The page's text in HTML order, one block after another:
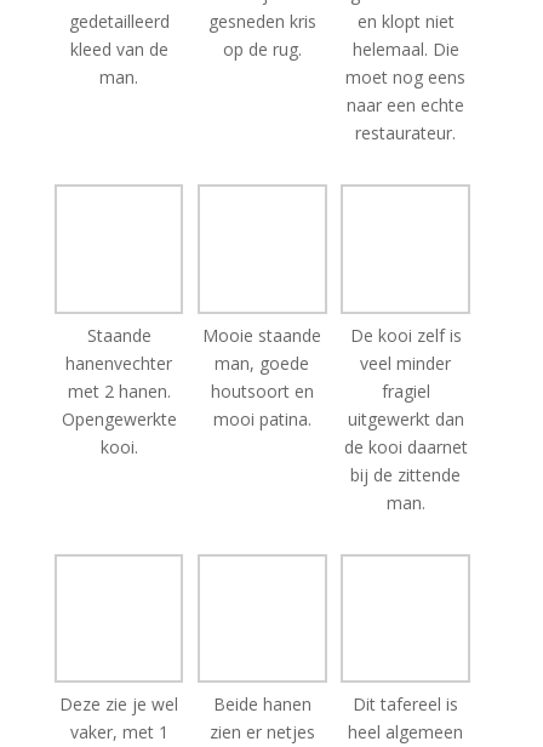
man.
moet nog eens
naar een echte
restaurateur.
hanenvechter
met 2 hanen.
Opengewerkte
kooi.
man, goede
houtsoort en
mooi patina.
veel minder
fragiel
uitgewerkt dan
de kooi daarnet
bij de zittende
man.
vaker, met 1
haan op de arm
en 1 of in de
zien er netjes
uit.
heel algemeen
en is gemaakt
van mini-